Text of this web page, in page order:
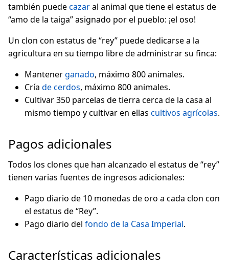
también puedecazaral animal que tiene el estatus de
“amo de la taiga” asignado por el pueblo: ¡el oso!
Un clon con estatus de “rey” puede dedicarse a la
agricultura en su tiempo libre de administrar su finca:
Mantenerganado, máximo 800 animales.
Cría de cerdos, máximo 800 animales.
Cultivar 350 parcelas de tierra cerca de la casa al
mismo tiempo y cultivar en ellas cultivos agrícolas.
Pagos adicionales
Todos los clones que han alcanzado el estatus de “rey”
tienen varias fuentes de ingresos adicionales:
Pago diario de 10 monedas de oro a cada clon con
el estatus de “Rey”.
Pago diario del fondo de la Casa Imperial.
Características adicionales